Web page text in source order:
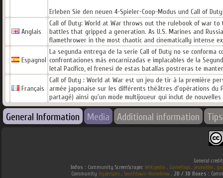
Erleben Sie den neuen 4-Spieler-Coop-Modus und Call of
Anglais
Call of Duty: World at War throws out the rulebook of war to
battles that gripped a generation. As U.S. Marines and
flamethrower in the most chaotic and cinematically intense
Espagnol
La segunda entrega de la serie Call of Duty no se
confrontaciones más encarnizadas e implacables de la
letal Pacífico, el frenesí de estas batallas postreras te
Français
Call of Duty : World at War est un jeu de tir à la première
armée japonaise sur les différents théâtres d'opérations du
partagé) ainsi qu'un mode multijoueur qui inclut de
General Information Media Additional information Tips
General
Infos : Community ScreenScraper. Wikipedia . Gamefaqs. jeuxvideo.
Community Hyperspin . Southtown-Homebrew. 2D / 3D Boxes :